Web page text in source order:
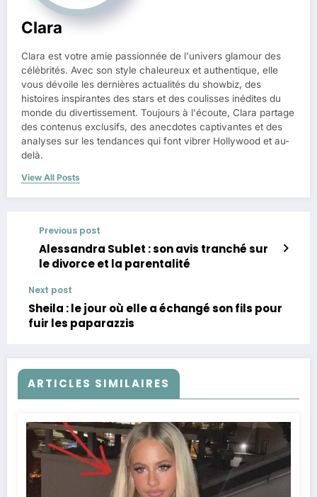
Clara
Clara est votre amie passionnée de l'univers glamour des
célébrités. Avec son style chaleureux et authentique, elle
vous dévoile les dernières actualités du showbiz, des
histoires inspirantes des stars et des coulisses inédites du
monde du divertissement. Toujours à l'écoute, Clara partage
des contenus exclusifs, des anecdotes captivantes et des
analyses sur les tendances qui font vibrer Hollywood et au-
delà.
View All Posts
Previous post
Alessandra Sublet : son avis tranché sur
le divorce et la parentalité
Next post
Sheila : le jour où elle a échangé son fils pour
fuir les paparazzis
ARTICLES SIMILAIRES